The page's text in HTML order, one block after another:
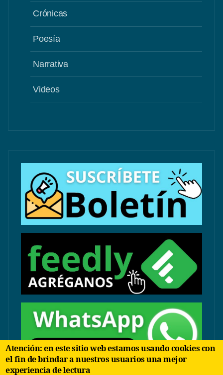
Crónicas
Poesía
Narrativa
Videos
Atención: en este sitio web estamos usando cookies con
el fin de brindar a nuestros usuarios una mejor
experiencia de lectura